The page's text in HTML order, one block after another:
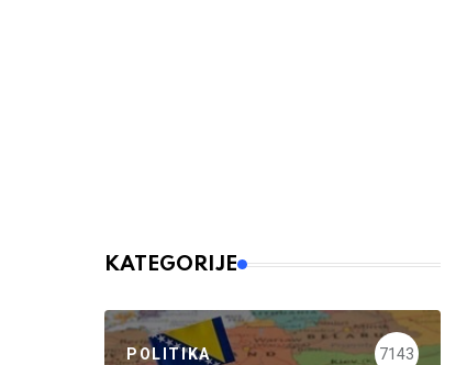
KATEGORIJE
POLITIKA 7143